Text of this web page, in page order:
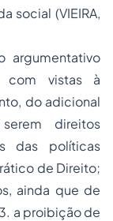
social (VIEIRA,
com vistas à
do adicional
direitos
das políticas
de Direito;
ainda que de
a proibição de